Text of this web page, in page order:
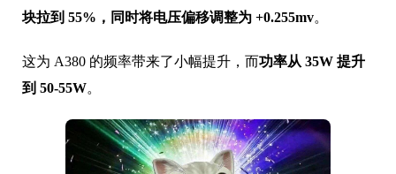
块拉到 55%，同时将电压偏移调整为 +0.255mv。
这为 A380 的频率带来了小幅提升，而功率从 35W 提升
到 50-55W。